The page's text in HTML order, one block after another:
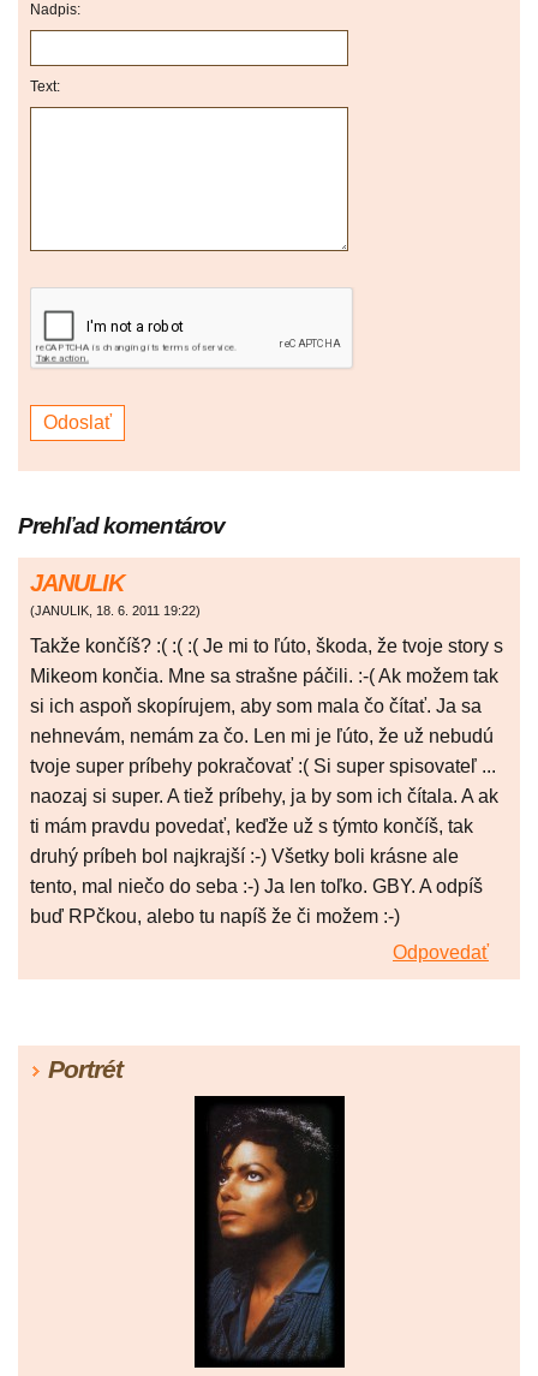
Nadpis:
Text:
Prehľad komentárov
JANULIK
(JANULIK, 18. 6. 2011 19:22)
Takže končíš? :( :( :( Je mi to ľúto, škoda, že tvoje story s
Mikeom končia. Mne sa strašne páčili. :-( Ak možem tak
si ich aspoň skopírujem, aby som mala čo čítať. Ja sa
nehnevám, nemám za čo. Len mi je ľúto, že už nebudú
tvoje super príbehy pokračovať :( Si super spisovateľ ...
naozaj si super. A tiež príbehy, ja by som ich čítala. A ak
ti mám pravdu povedať, keďže už s týmto končíš, tak
druhý príbeh bol najkrajší :-) Všetky boli krásne ale
tento, mal niečo do seba :-) Ja len toľko. GBY. A odpíš
buď RPčkou, alebo tu napíš že či možem :-)
Odpovedať
Portrét